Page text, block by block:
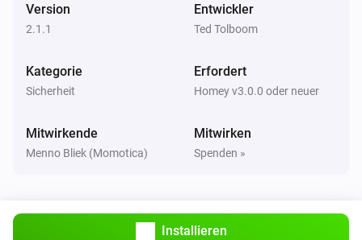
Version
2.1.1
Entwickler
Ted Tolboom
Kategorie
Sicherheit
Erfordert
Homey v3.0.0 oder neuer
Mitwirkende
Menno Bliek (Momotica)
Mitwirken
Spenden »
Installieren